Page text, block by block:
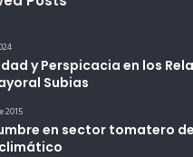
y Perspicacia en los
Subias
2015
en sector tomatero